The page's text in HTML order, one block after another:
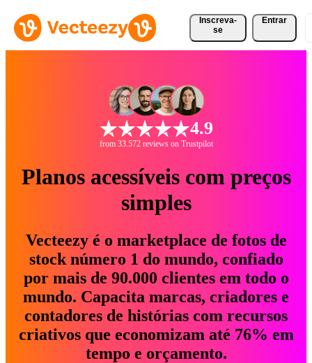
Inscreva-
se
Entrar
4.9
from 33.572 reviews on Trustpilot
Planos acessíveis com preços
simples
Vecteezy é o marketplace de fotos de
stock número 1 do mundo, confiado
por mais de 90.000 clientes em todo o
mundo. Capacita marcas, criadores e
contadores de histórias com recursos
criativos que economizam até 76% em
tempo e orçamento.